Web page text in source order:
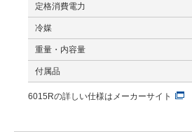
定格消費電力
冷媒
重量・内容量
付属品
6015Rの詳しい仕様は メーカーサイト